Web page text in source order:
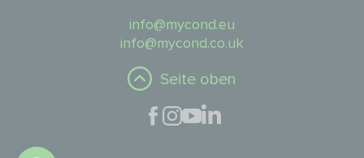
info@mycond.eu
info@mycond.co.uk
Seite oben